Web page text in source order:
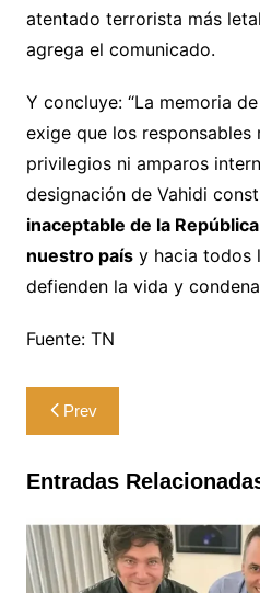
atentado terrorista más
agrega el comunicado.
Y concluye: “La memoria
exige que los responsables
privilegios ni amparos
designación de Vahidi
inaceptable de la
nuestro paísy hacia todos
defienden la vida y
Fuente: TN
Navegación
de
entradas
Prev
Entradas